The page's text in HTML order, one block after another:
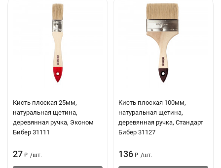
Сохраняет древесину на долгий срок
Не горит сам, и не поддерживает горение обработанной
Пожаровзрывобезопасен - не содержит горючие и
Может применяться в качестве биозащитной грунтовки перед
Предает древесине экологичный серо-зеленый цвет
Кисть плоская 25мм,
натуральная щетина,
деревянная ручка, Эконом
Бибер 31111
27 ₽ /шт.
Кисть плоская 100мм,
натуральная щетина,
деревянная ручка, Стандарт
Бибер 31127
136 ₽ /шт.